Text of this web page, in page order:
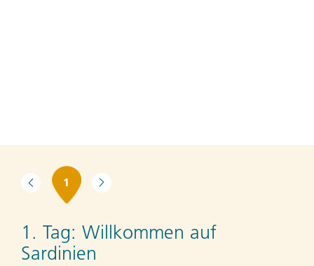
1
1. Tag: Willkommen auf
Sardinien